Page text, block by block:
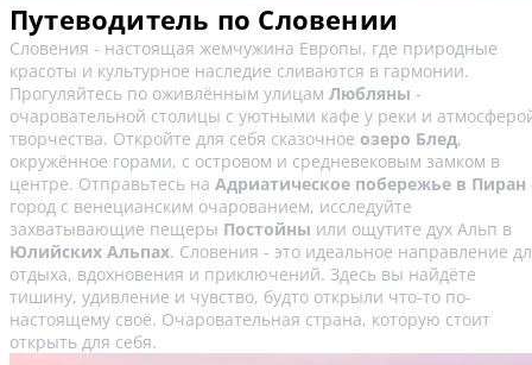
Путеводитель по Словении
Словения - настоящая жемчужина Европы, где природные
красоты и культурное наследие сливаются в гармонии.
Прогуляйтесь по оживлённым улицам Любляны -
очаровательной столицы с уютными кафе у реки и
творчества. Откройте для себя сказочное озеро Блед,
окружённое горами, с островом и средневековым замком в
центре. Отправьтесь на Адриатическое побережье в Пиран
город с венецианским очарованием, исследуйте
захватывающие пещеры Постойны или ощутите дух Альп в
Юлийских Альпах. Словения - это идеальное направление
отдыха, вдохновения и приключений. Здесь вы найдёте
тишину, удивление и чувство, будто открыли что-то по-
настоящему своё. Очаровательная страна, которую стоит
открыть для себя.